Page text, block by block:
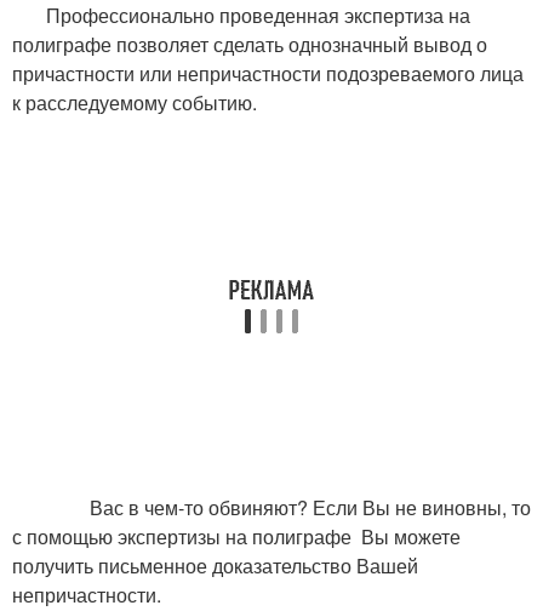
Профессионально проведенная экспертиза на
полиграфе позволяет сделать однозначный вывод о
причастности или непричастности подозреваемого лица
к расследуемому событию.
Вас в чем-то обвиняют? Если Вы не виновны, то
с помощью экспертизы на полиграфе Вы можете
получить письменное доказательство Вашей
непричастности.